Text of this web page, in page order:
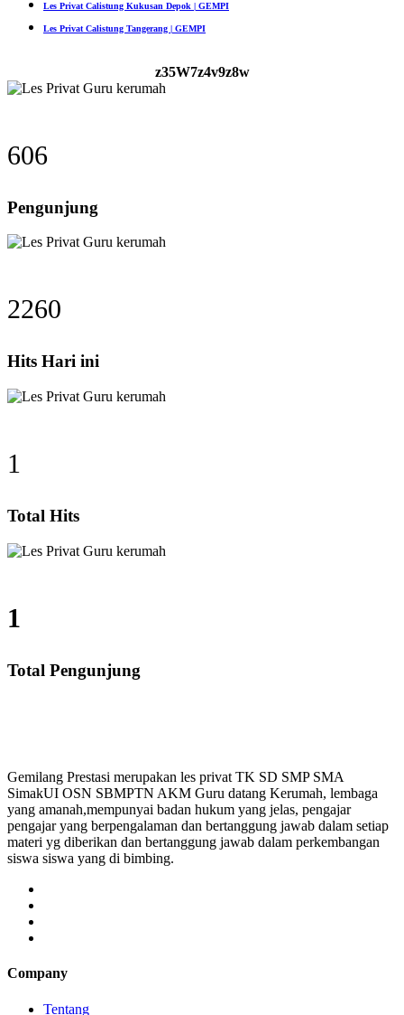
Les Privat Calistung Kukusan Depok | GEMPI
Les Privat Calistung Tangerang | GEMPI
z35W7z4v9z8w
606
Pengunjung
2260
Hits Hari ini
1
Total Hits
1
Total Pengunjung
Gemilang Prestasi merupakan les privat TK SD SMP SMA
SimakUI OSN SBMPTN AKM Guru datang Kerumah, lembaga
yang amanah,mempunyai badan hukum yang jelas, pengajar
pengajar yang berpengalaman dan bertanggung jawab dalam setiap
materi yg diberikan dan bertanggung jawab dalam perkembangan
siswa siswa yang di bimbing.
Company
Tentang